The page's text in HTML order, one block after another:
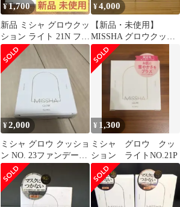
¥1,700
新品 ミシャ グロウクッ
ション ライト 21N ファ
ンデーション MISSHA
¥4,000
【新品・未使用】
MISSHA グロウクッシ
ョン ライト NO.21N
¥2,000
ミシャ グロウ クッショ
ン NO. 23ファンデーシ
ョン SPF37 新品未開封
¥ 1,300
ミシャ グロウ クッ
ション ライトNO.21P